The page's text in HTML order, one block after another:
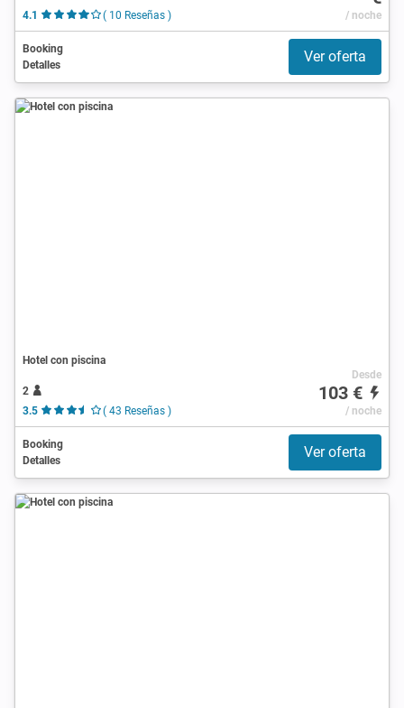
4.1
( 10 Reseñas ) / noche
Booking
Detalles
Ver oferta
Hotel con piscina
2
3.5
( 43 Reseñas )
Desde
103 €
/ noche
Booking
Detalles
Ver oferta